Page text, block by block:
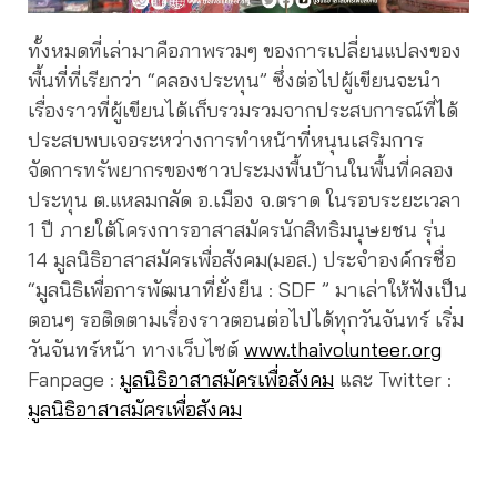
ทั้งหมดที่เล่ามาคือภาพรวมๆ ของการเปลี่ยนแปลงของ
พื้นที่ที่เรียกว่า “คลองประทุน” ซึ่งต่อไปผู้เขียนจะนำ
เรื่องราวที่ผู้เขียนได้เก็บรวมรวมจากประสบการณ์ที่ได้
ประสบพบเจอระหว่างการทำหน้าที่หนุนเสริมการ
จัดการทรัพยากรของชาวประมงพื้นบ้านในพื้นที่คลอง
ประทุน ต.แหลมกลัด อ.เมือง จ.ตราด ในรอบระยะเวลา
1 ปี ภายใต้โครงการอาสาสมัครนักสิทธิมนุษยชน รุ่น
14 มูลนิธิอาสาสมัครเพื่อสังคม(มอส.) ประจำองค์กรชื่อ
“มูลนิธิเพื่อการพัฒนาที่ยั่งยืน : SDF ” มาเล่าให้ฟังเป็น
ตอนๆ รอติดตามเรื่องราวตอนต่อไปได้ทุกวันจันทร์ เริ่ม
วันจันทร์หน้า ทางเว็บไซต์ www.thaivolunteer.org
Fanpage : มูลนิธิอาสาสมัครเพื่อสังคม และ Twitter :
มูลนิธิอาสาสมัครเพื่อสังคม